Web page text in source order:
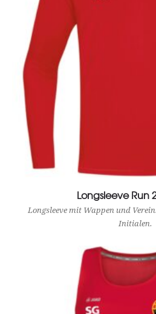
View
Longsleeve Run
Longsleeve mit Wappen und
Initialen.